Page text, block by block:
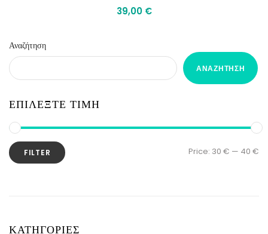
39,00 €
Αναζήτηση
ΑΝΑΖΉΤΗΣΗ
ΕΠΙΛΕΞΤΕ ΤΙΜΗ
FILTER Price: 30 € — 40 €
ΚΑΤΗΓΟΡΙΕΣ